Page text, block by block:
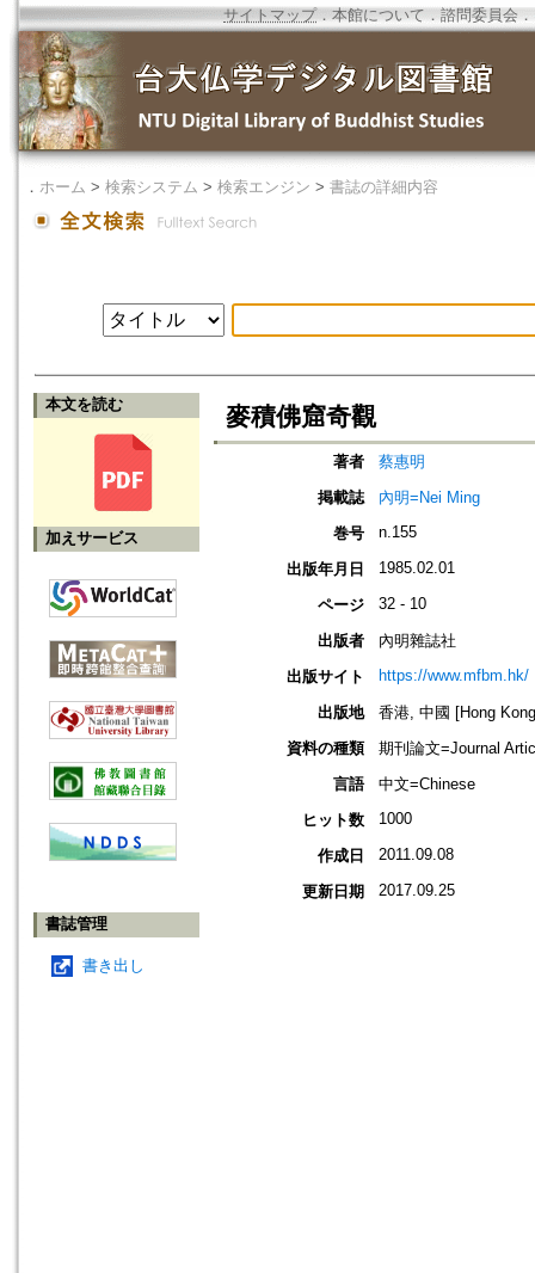
サイトマップ．本館について ． 諮問委員会 ．
． ホーム > 検索システム > 検索エンジン > 書誌の詳細内容
本文を読む
加えサービス
書誌管理
書き出し
麥積佛窟奇觀
著者
蔡惠明
掲載誌
內明=Nei Ming
巻号
n.155
出版年月日 1985.02.01
ページ 32 - 10
出版者
內明雜誌社
出版サイト
https://www.mfbm.hk/
出版地
香港, 中國 [Hong
資料の種類
期刊論文=Journal
言語
中文=Chinese
ヒット数
1000
作成日 2011.09.08
更新日期 2017.09.25